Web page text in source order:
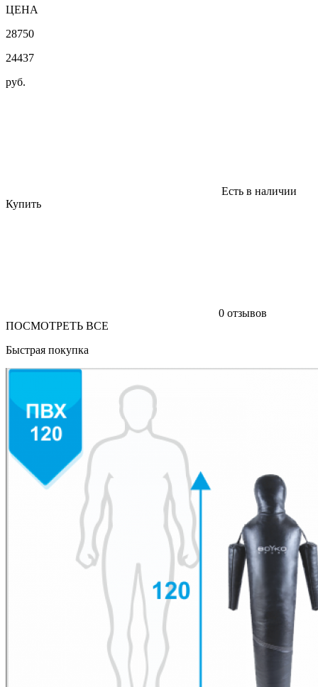
ЦЕНА
28750
24437
руб.
Есть в наличии
Купить
0 отзывов
ПОСМОТРЕТЬ ВСЕ
Быстрая покупка